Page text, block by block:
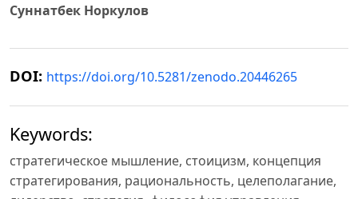
Суннатбек Норкулов
DOI: https://doi.org/10.5281/zenodo.20446265
Keywords:
стратегическое мышление, стоицизм, концепция
стратегирования, рациональность, целеполагание,